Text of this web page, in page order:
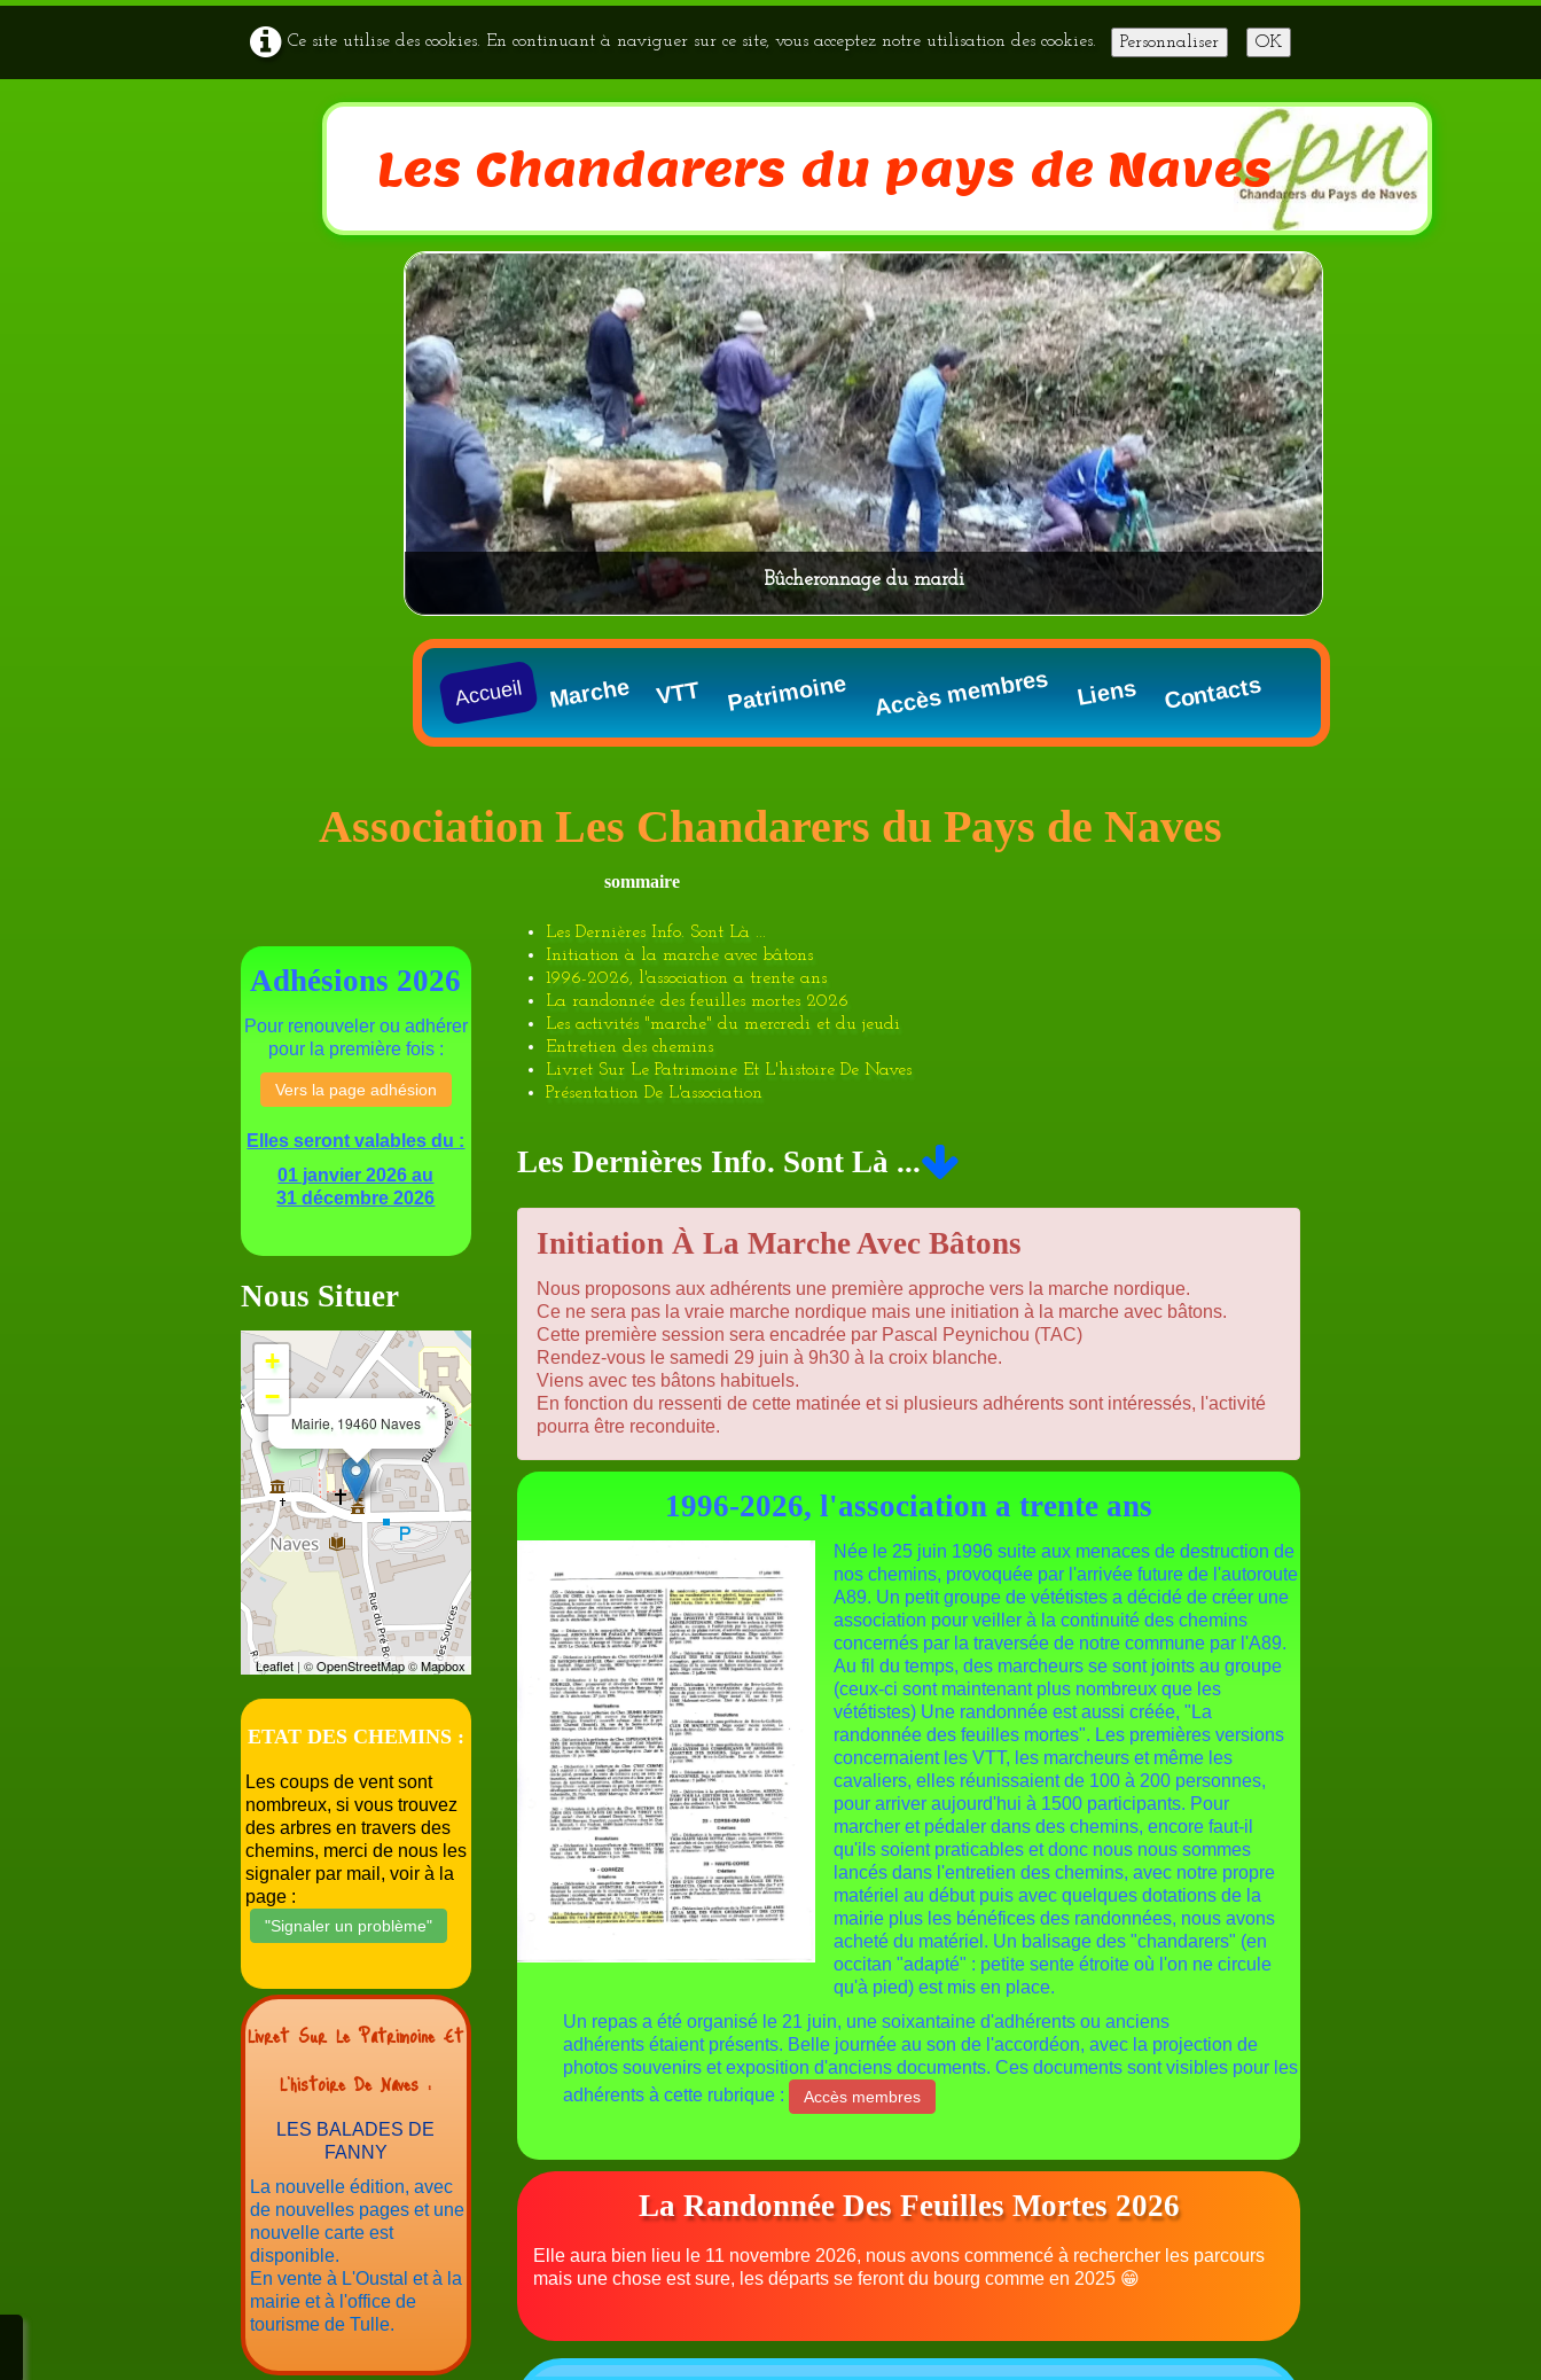
Ce site utilise des cookies. En continuant à naviguer sur ce site, vous acceptez notre utilisation des cookies. Personnaliser OK
Les Chandarers du pays de Naves
sortie marche du mercredi
Accueil Marche VTT Patrimoine Accès membres Liens Contacts
Association Les Chandarers du Pays de Naves
sommaire
Adhésions 2026
Pour renouveler ou adhérer
pour la première fois:
Vers la page adhésion
Elles seront valables du :
01 janvier 2026 au
31 décembre 2026
Nous Situer
Mairie, 19460 Naves
×
+
−
Leaflet| ©OpenStreetMap©Mapbox
ETAT DES CHEMINS :
Les coups de vent sont
nombreux, si vous trouvez
des arbres en travers des
chemins, merci de nous les
signaler par mail, voir à la
page :
"Signaler un problème"
Livret Sur Le Patrimoine Et
L'histoire De Naves :
LES BALADES DE
FANNY
La nouvelle édition, avec
de nouvelles pages et une
nouvelle carte est
disponible.
En vente à L'Oustal et à la
mairie et à l'office de
tourisme de Tulle.
Les Dernières Info. Sont Là ...
Initiation à la marche avec bâtons
1996-2026, l'association a trente ans
La randonnée des feuilles mortes 2026
Les activités "marche" du mercredi et du jeudi
Entretien des chemins
Livret Sur Le Patrimoine Et L'histoire De Naves
Présentation De L'association
Les Dernières Info. Sont Là ...
Initiation À La Marche Avec Bâtons
Nous proposons aux adhérents une première approche vers la marche nordique.
Ce ne sera pas la vraie marche nordique mais une initiation à la marche avec bâtons.
Cette première session sera encadrée par Pascal Peynichou (TAC)
Rendez-vous le samedi 29 juin à 9h30 à la croix blanche.
Viens avec tes bâtons habituels.
En fonction du ressenti de cette matinée et si plusieurs adhérents sont intéressés, l'activité
pourra être reconduite.
1996-2026, l'association a trente ans
Née le 25 juin 1996 suite aux menaces de destruction de
nos chemins, provoquée par l'arrivée future de l'autoroute
A89. Un petit groupe de vététistes a décidé de créer une
association pour veiller à la continuité des chemins
concernés par la traversée de notre commune par l'A89.
Au fil du temps, des marcheurs se sont joints au groupe
(ceux-ci sont maintenant plus nombreux que les
vététistes) Une randonnée est aussi créée, "La
randonnée des feuilles mortes". Les premières versions
concernaient les VTT, les marcheurs et même les
cavaliers, elles réunissaient de 100 à 200 personnes,
pour arriver aujourd'hui à 1500 participants. Pour
marcher et pédaler dans des chemins, encore faut-il
qu'ils soient praticables et donc nous nous sommes
lancés dans l'entretien des chemins, avec notre propre
matériel au début puis avec quelques dotations de la
mairie plus les bénéfices des randonnées, nous avons
acheté du matériel. Un balisage des "chandarers" (en
occitan "adapté" : petite sente étroite où l'on ne circule
qu'à pied) est mis en place.
Un repas a été organisé le 21 juin, une soixantaine d'adhérents ou anciens
adhérentsétaient présents. Belle journée au son de l'accordéon, avec la projection de
photos souvenirs et exposition d'anciens documents. Ces documents sont visibles pour les
adhérents à cette rubrique :
Accès membres
La Randonnée Des Feuilles Mortes 2026
Elle aura bien lieu le 11 novembre 2026, nous avons commencé à rechercher les parcours
mais une chose est sure, les départs se feront du bourg comme en 2025 😁